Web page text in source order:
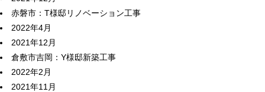
赤磐市：T様邸リノベーション工事
2022年4月
2021年12月
倉敷市吉岡：Y様邸新築工事
2022年2月
2021年11月